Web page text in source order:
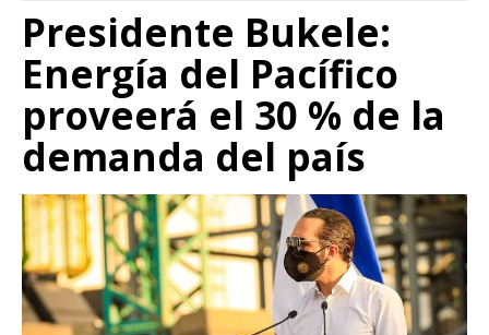
Presidente Bukele:
Energía del Pacífico
proveerá el 30 % de la
demanda del país